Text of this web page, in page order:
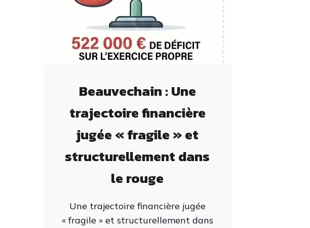
Beauvechain : Une
trajectoire financière
jugée « fragile » et
structurellement dans
le rouge
Une trajectoire financière jugée
« fragile » et structurellement dans